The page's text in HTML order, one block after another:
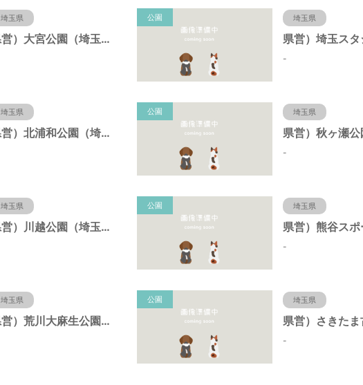
埼玉県
県営）大宮公園（埼玉県さいたま市）
公園 埼玉県
-
埼玉県
県営）北浦和公園（埼玉県さいたま市）
公園 埼玉県
-
埼玉県
県営）川越公園（埼玉県川越市）
公園 埼玉県
-
埼玉県
県営）荒川大麻生公園（埼玉県熊谷市）
公園 埼玉県
-